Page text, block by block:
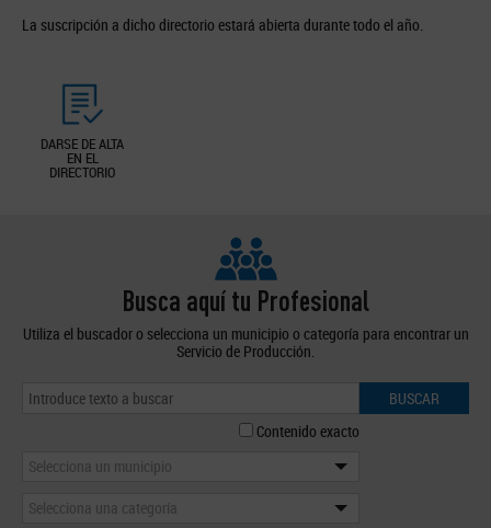
La suscripción a dicho directorio estará abierta durante todo el año.
DARSE DE ALTA
EN EL
DIRECTORIO
Busca aquí tu Profesional
Utiliza el buscador o selecciona un municipio o categoría para encontrar un
Servicio de Producción.
BUSCAR
Contenido exacto
Selecciona un municipio
Selecciona una categoría